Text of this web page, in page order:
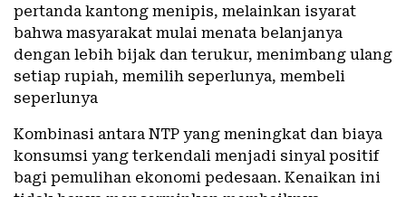
pertanda kantong menipis, melainkan isyarat
bahwa masyarakat mulai menata belanjanya
dengan lebih bijak dan terukur, menimbang ulang
setiap rupiah, memilih seperlunya, membeli
seperlunya
Kombinasi antara NTP yang meningkat dan biaya
konsumsi yang terkendali menjadi sinyal positif
bagi pemulihan ekonomi pedesaan. Kenaikan ini